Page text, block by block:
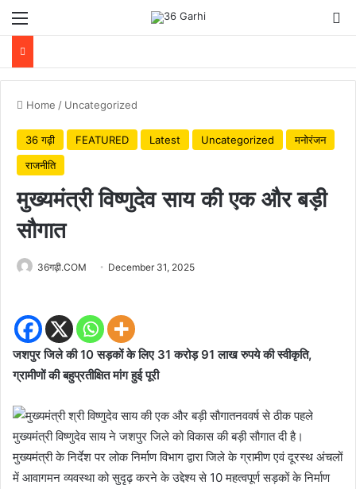
Menu
Home / Uncategorized
36 गढ़ी FEATURED Latest Uncategorized
मनोरंजन
राजनीति
मुख्यमंत्री विष्णुदेव साय की एक और बड़ी
सौगात
36गढ़ी.COM December 31, 2025
जशपुर जिले की 10 सड़कों के लिए 31 करोड़ 91 लाख रुपये की स्वीकृति,
ग्रामीणों की बहुप्रतीक्षित मांग हुई पूरी
नववर्ष से ठीक पहले
मुख्यमंत्री विष्णुदेव साय ने जशपुर जिले को विकास की बड़ी सौगात दी है।
मुख्यमंत्री के निर्देश पर लोक निर्माण विभाग द्वारा जिले के ग्रामीण एवं दूरस्थ अंचलों
में आवागमन व्यवस्था को सुदृढ़ करने के उद्देश्य से 10 महत्वपूर्ण सड़कों के निर्माण